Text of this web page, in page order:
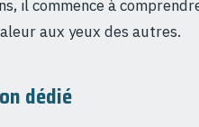
il commence à
aux yeux des autres.
dédié